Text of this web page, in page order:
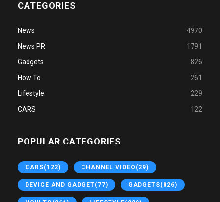
CATEGORIES
News
4970
News PR
1791
Gadgets
826
How To
261
Lifestyle
229
CARS
122
POPULAR CATEGORIES
CARS(122) CHANNEL VIDEO (29)
DEVICE AND GADGET(77) GADGETS(826)